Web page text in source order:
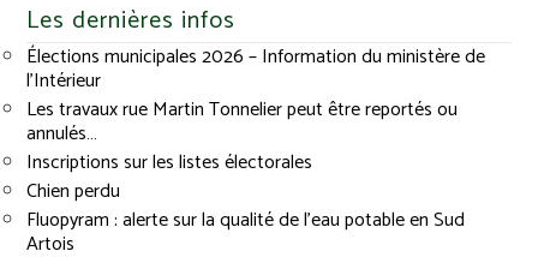
Les dernières infos
Élections municipales 2026 – Information du ministère de
l’Intérieur
Les travaux rue Martin Tonnelier peut être reportés ou
annulés…
Inscriptions sur les listes électorales
Chien perdu
Fluopyram : alerte sur la qualité de l’eau potable en Sud
Artois